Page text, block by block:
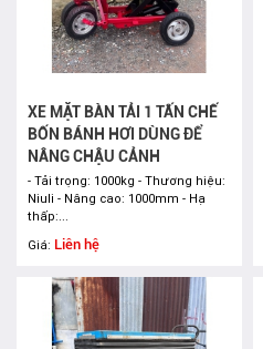
XE MẶT BÀN TẢI 1 TẤN CHẾ
BỐN BÁNH HƠI DÙNG ĐỂ
NÂNG CHẬU CẢNH
- Tải trọng: 1000kg - Thương hiệu:
Niuli - Nâng cao: 1000mm - Hạ
thấp:...
Giá: Liên hệ